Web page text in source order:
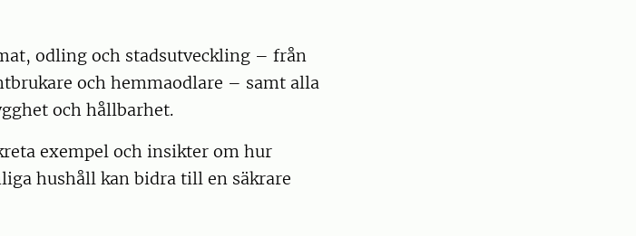
odling och stadsutveckling – från
och hemmaodlare – samt alla
och hållbarhet.
exempel och insikter om hur
hushåll kan bidra till en säkrare